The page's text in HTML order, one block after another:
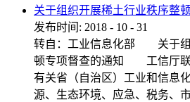
关于组织开展稀土行业秩序整
发布时间: 2018 - 10 - 31
转自：工业信息化部 关于组
顿专项督查的通知 工信厅
有关省（自治区）工业和信息
源、生态环境、应急、税务、